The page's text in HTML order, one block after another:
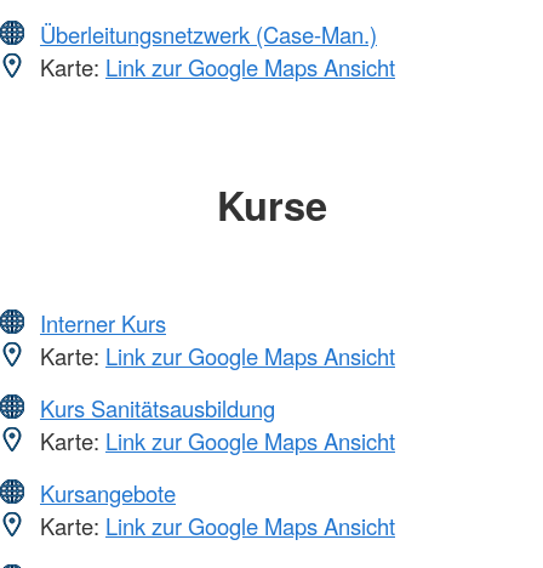
Überleitungsnetzwerk (Case-Man.)
Karte: Link zur Google Maps Ansicht
Kurse
Interner Kurs
Karte: Link zur Google Maps Ansicht
Kurs Sanitätsausbildung
Karte: Link zur Google Maps Ansicht
Kursangebote
Karte: Link zur Google Maps Ansicht